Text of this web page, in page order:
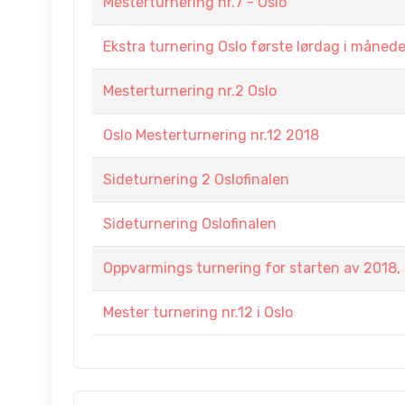
Ekstra turnering Oslo første lørdag i
Mesterturnering nr.2 Oslo
Oslo Mesterturnering nr.12 2018
Sideturnering 2 Oslofinalen
Sideturnering Oslofinalen
Oppvarmings turnering for starten av 2018,
Mester turnering nr.12 i Oslo